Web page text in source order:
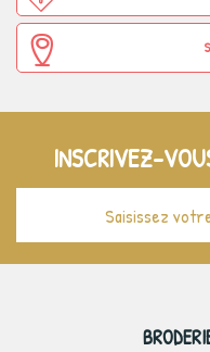
INSCRIVEZ-